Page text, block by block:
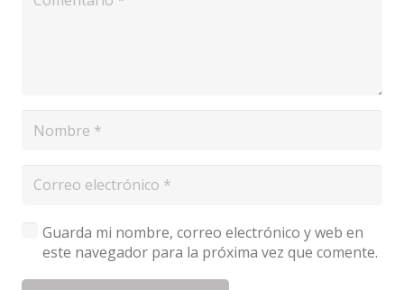
Guarda mi nombre, correo electrónico y web en
este navegador para la próxima vez que comente.